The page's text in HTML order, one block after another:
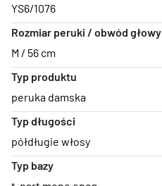
YS6/1076
Rozmiar peruki / obwód głowy
M / 56 cm
Typ produktu
peruka damska
Typ długości
półdługie włosy
Typ bazy